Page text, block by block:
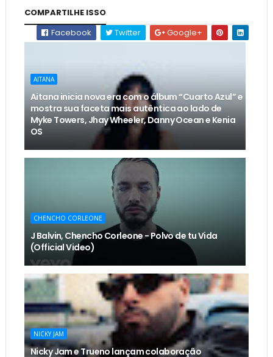
COMPARTILHE ISSO
Facebook
Twitter Google+
AITANA
Aitana inicia nova era com o álbum “Cuarto Azul” e
mostra sua faceta mais autêntica ao lado de
Myke Towers, Jhay Wheeler, Danny Ocean e Kenia
OS
CHENCHO CORLEONE
J Balvin, Chencho Corleone - Polvo de tu Vida
(Official Video)
NICKY JAM
Nicky Jam e Trueno lançam colaboração